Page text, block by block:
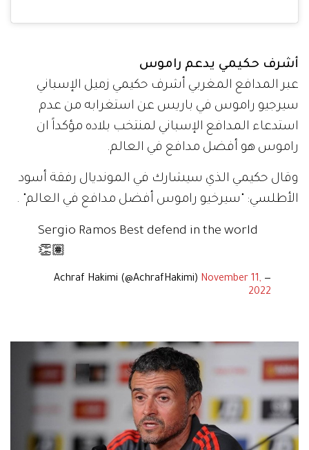
أشرف حكيمي يدعم راموس
عبر المدافع المغربي أشرف حكيمي زميل الإسباني
سيرجيو راموس في باريس عن استغرابه من عدم
استدعاء المدافع الإسباني لمنتخب بلاده مؤكداً ان
راموس هو أفضل مدافع في العالم.
وقال حكيمي الذي سيشارك في المونديال رفقة أسود
الأطلسي: "سيرخيو راموس أفضل مدافع في العالم" .
Sergio Ramos Best defend in the world
👏🏽
— Achraf Hakimi (@AchrafHakimi)
November 11,
2022